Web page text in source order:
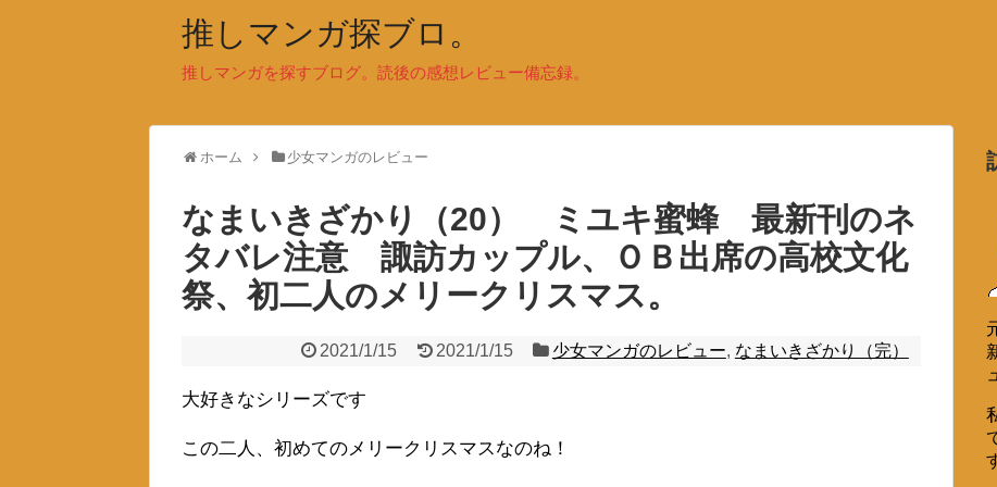
推しマンガ探ブロ。
推しマンガを探すブログ。読後の感想レビュー備忘録。
ホーム 少女マンガのレビュー
なまいきざかり（20） ミユキ蜜蜂 最新刊のネ
タバレ注意 諏訪カップル、ＯＢ出席の高校文化
祭、初二人のメリークリスマス。
2021/1/15 2021/1/15 少女マンガのレビュー, なまいきざかり（完）
大好きなシリーズです
この二人、初めてのメリークリスマスなのね！